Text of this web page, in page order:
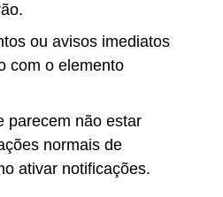
ou avisos imediatos
com o elemento
parecem não estar
normais de
ativar notificações.